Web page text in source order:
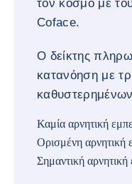
τον κόσμο με
Coface.
Ο δείκτης
κατανόηση με
Καμία αρνητική
Ορισμένη αρνητική
Σημαντική αρνητική